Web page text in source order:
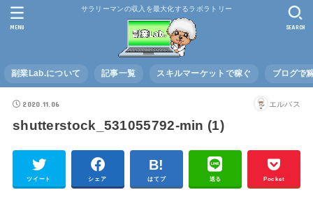
サラリーマンの収入を最大化するラボラトリー
副業Lab.について 記事一覧 スキルマーケットで稼ぐ ブログで
SEARCH
MENU
2020.11.06 エルバス
shutterstock_531055792-min (1)
ツイート シェア はてブ 送る Pocket